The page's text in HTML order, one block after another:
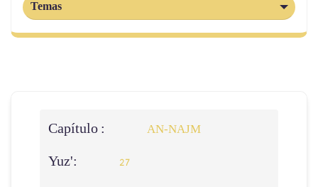
Temas
Capítulo : AN-NAJM
Yuz': 27